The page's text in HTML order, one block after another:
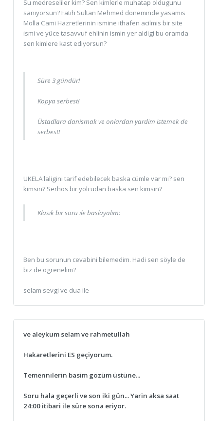
Su medreseliler kim? Sen kimlerle muhatap oldugunu
saniyorsun? Fatih Sultan Mehmed döneminde yasamis
Molla Cami Hazretlerinin ismine ithafen acilmis bir site
ismi ve yüce tasavvuf ehlinin ismin yer aldigi bu oramda
sen kimlere kast ediyorsun?
Süre 3 gündür!
Kopya serbest!
Üstadlara danismak ve onlardan yardim istemek de
serbest!
UKELA'laligini tarif edebilecek baska cümle var mi? sen
kimsin? Serhos bir yolcudan baska sen kimsin?
Klasik bir soru ile baslayalim:
Ben bu sorunun cevabini bilemedim. Hadi sen söyle de
biz de ögrenelim?
selam sevgi ve dua ile
ve aleykum selam ve rahmetullah
Hakaretlerini ES geçiyorum.
Temennilerin basim gözüm üstüne...
Soru hala geçerli ve son iki gün... Yarin aksa saat
24:00 itibari ile süre sona eriyor.